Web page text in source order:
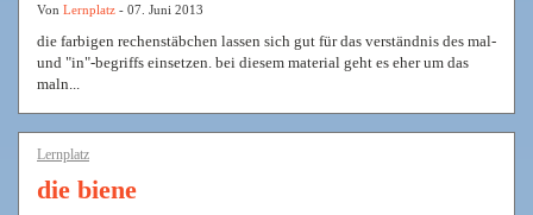
Von Lernplatz - 07. Juni 2013
die farbigen rechenstäbchen lassen sich gut für das verständnis des mal-
und "in"-begriffs einsetzen. bei diesem material geht es eher um das
maln...
Lernplatz
die biene